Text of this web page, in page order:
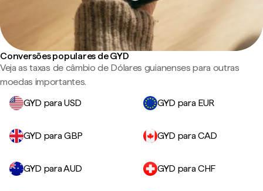
Conversões populares de GYD
Veja as taxas de câmbio de Dólares guianenses para outras
moedas importantes.
GYD para USD
GYD para EUR
GYD para GBP GYD para CAD
GYD para AUD GYD para CHF